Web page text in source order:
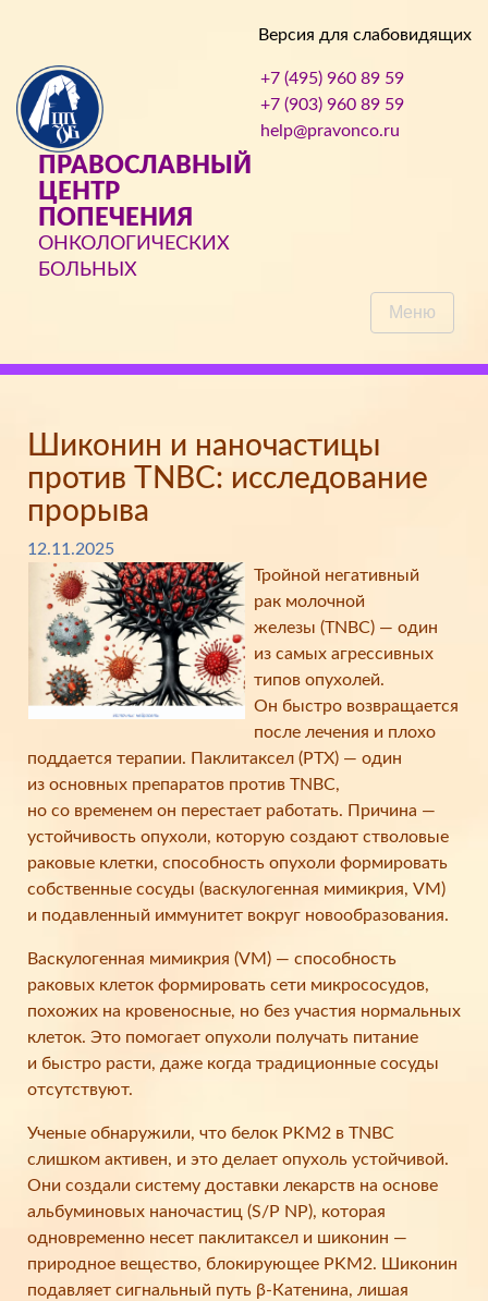
Версия для слабовидящих
ПРАВОСЛАВНЫЙ
ЦЕНТР
ПОПЕЧЕНИЯ
ОНКОЛОГИЧЕСКИХ
БОЛЬНЫХ
+7 (495) 960 89 59
+7 (903) 960 89 59
help@pravonco.ru
Меню
Шиконин и наночастицы
против TNBC: исследование
прорыва
12.11.2025
Тройной негативный
рак молочной
железы (TNBC) — один
из самых агрессивных
типов опухолей.
Он быстро возвращается
после лечения и плохо
поддается терапии. Паклитаксел (PTX) — один
из основных препаратов против TNBC,
но со временем он перестает работать. Причина —
устойчивость опухоли, которую создают стволовые
раковые клетки, способность опухоли формировать
собственные сосуды (васкулогенная мимикрия, VM)
и подавленный иммунитет вокруг новообразования.
Васкулогенная мимикрия (VM) — способность
раковых клеток формировать сети микрососудов,
похожих на кровеносные, но без участия нормальных
клеток. Это помогает опухоли получать питание
и быстро расти, даже когда традиционные сосуды
отсутствуют.
Ученые обнаружили, что белок PKM2 в TNBC
слишком активен, и это делает опухоль устойчивой.
Они создали систему доставки лекарств на основе
альбуминовых наночастиц (S/P NP), которая
одновременно несет паклитаксел и шиконин —
природное вещество, блокирующее PKM2. Шиконин
подавляет сигнальный путь β-Катенина, лишая